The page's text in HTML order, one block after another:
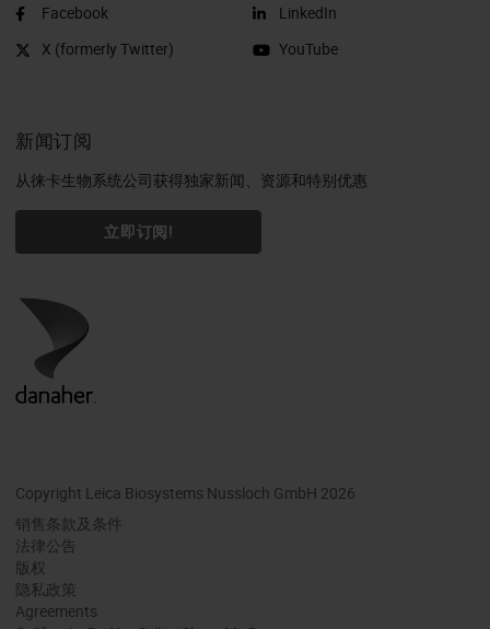
Facebook
X (formerly Twitter)
LinkedIn
YouTube
新闻订阅
从徕卡生物系统公司获得独家新闻、资源和特别优惠
立即订阅!
Copyright Leica Biosystems Nussloch GmbH 2026
销售条款及条件
法律公告
版权
隐私政策
Agreements